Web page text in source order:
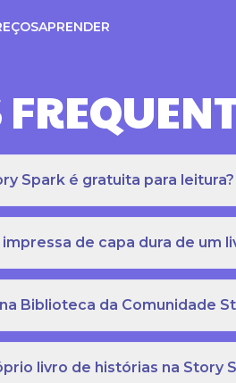
APRENDER
Spark é gratuita para leitura?
de capa dura de um
Biblioteca da Comunidade
livro de histórias na Story